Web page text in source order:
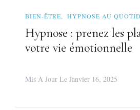
BIEN-ÊTRE HYPNOSE AU
Hypnose : prenez les
votre vie émotionnelle
Mis À Jour Le Janvier 16, 2025